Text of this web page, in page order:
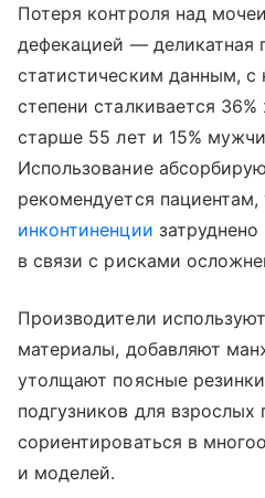
Потеря контроля над
дефекацией — деликатная
статистическим данным, с
степени сталкивается
старше 55 лет и 15%
Использование
рекомендуется
инконтиненции
в связи с рисками
Производители
материалы, добавляют
утолщают поясные
подгузников для
сориентироваться в
и моделей.